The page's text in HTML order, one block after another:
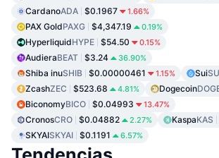
CardanoADA $0.1967 1.66%
PAX GoldPAXG $4,347.19 0.19%
HyperliquidHYPE $54.50 0.15%
AudieraBEAT $3.24 36.90%
Shiba inuSHIB $0.00000461 1.15% Sui
ZcashZEC $523.68 4.81% Dogecoin
BiconomyBICO $0.04993 13.47%
CronosCRO $0.04882 2.27% KaspaKAS
SKYAISKYAI $0.1191 6.57%